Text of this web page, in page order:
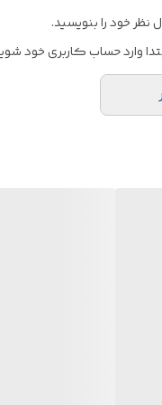
نظر خود را بنویسید.
وارد حساب کاربری خود